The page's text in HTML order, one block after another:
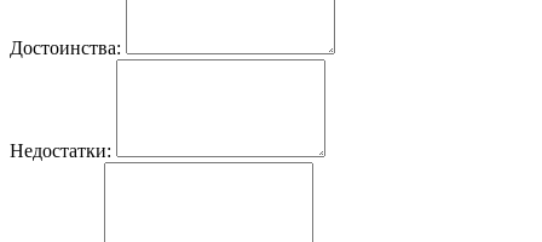
Достоинства:
Недостатки: